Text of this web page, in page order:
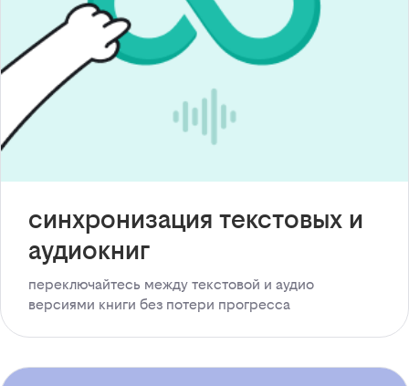
синхронизация текстовых и
аудиокниг
переключайтесь между текстовой и аудио
версиями книги без потери прогресса